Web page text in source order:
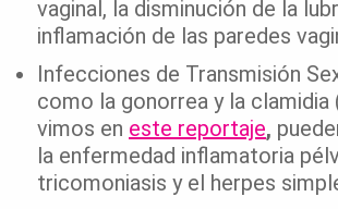
vaginal, la disminución de la
inflamación de las paredes
Infecciones de Transmisión
como la gonorrea y la clamidia
vimos en este reportaje,
la enfermedad inflamatoria
tricomoniasis y el herpes